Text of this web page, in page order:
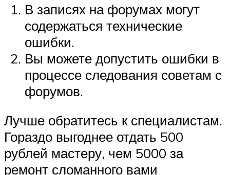
В записях на форумах могут
содержаться технические
ошибки.
Вы можете допустить ошибки в
процессе следования советам с
форумов.
Лучше обратитесь к специалистам.
Гораздо выгоднее отдать 500
рублей мастеру, чем 5000 за
ремонт сломанного вами